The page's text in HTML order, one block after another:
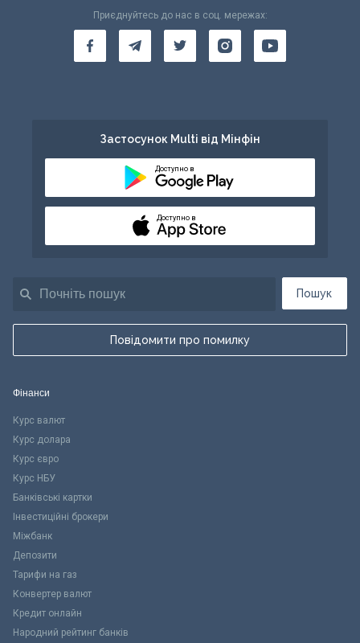
Пошук
Повідомити про помилку
Приєднуйтесь до нас в соц. мережах:
Застосунок Multi від Мінфін
Доступно в
Доступно в
Фінанси
Курс валют
Курс долара
Курс євро
Курс НБУ
Банківські картки
Інвестиційні брокери
Міжбанк
Депозити
Тарифи на газ
Конвертер валют
Кредит онлайн
Народний рейтинг банків